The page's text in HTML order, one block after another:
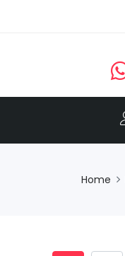
Home